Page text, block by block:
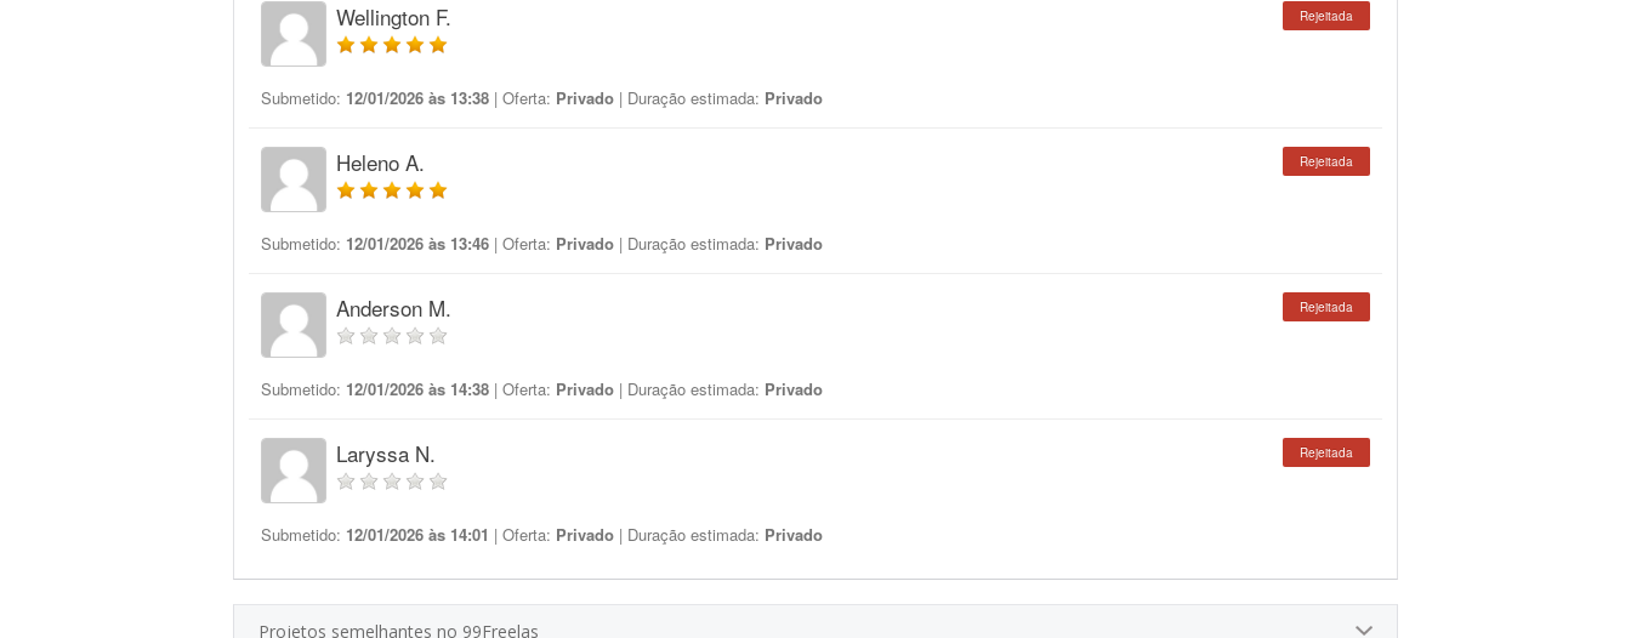
Wellington F. Rejeitada
Submetido: 12/01/2026 às 13:38 | Oferta: Privado | Duração estimada: Privado
Heleno A. Rejeitada
Submetido: 12/01/2026 às 13:46 | Oferta: Privado | Duração estimada: Privado
Anderson M. Rejeitada
Submetido: 12/01/2026 às 14:38 | Oferta: Privado | Duração estimada: Privado
Laryssa N. Rejeitada
Submetido: 12/01/2026 às 14:01 | Oferta: Privado | Duração estimada: Privado
Projetos semelhantes no 99Freelas